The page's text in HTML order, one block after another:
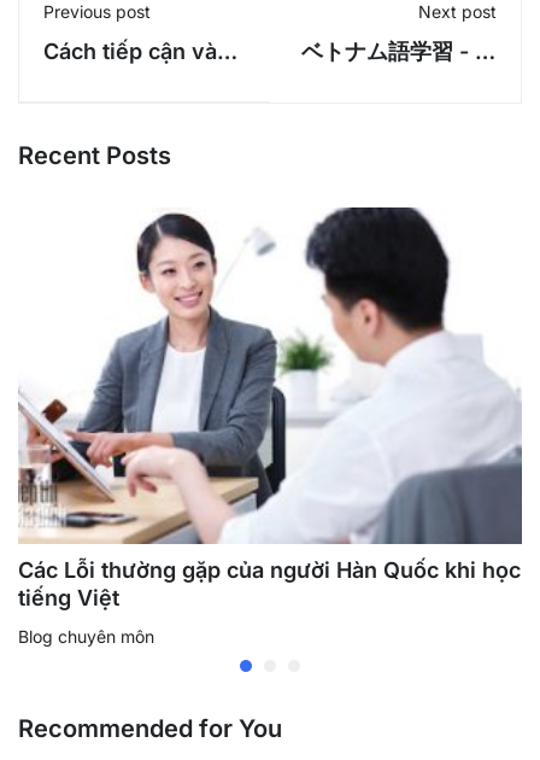
Previous post
Cách tiếp cận và
hiện nay dựa trên
Next post
ベトナム語学習 - レ
Recent Posts
Các Lỗi thường gặp của người Hàn Quốc khi học
tiếng Việt
Blog chuyên môn
Recommended for You